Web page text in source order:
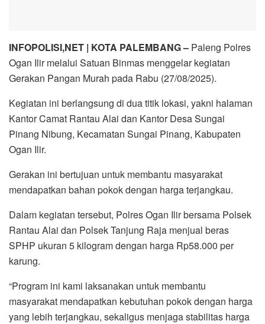
INFOPOLISI,NET | KOTA PALEMBANG – Paleng Polres
Ogan Ilir melalui Satuan Binmas menggelar kegiatan
Gerakan Pangan Murah pada Rabu (27/08/2025).
Kegiatan ini berlangsung di dua titik lokasi, yakni halaman
Kantor Camat Rantau Alai dan Kantor Desa Sungai
Pinang Nibung, Kecamatan Sungai Pinang, Kabupaten
Ogan Ilir.
Gerakan ini bertujuan untuk membantu masyarakat
mendapatkan bahan pokok dengan harga terjangkau.
Dalam kegiatan tersebut, Polres Ogan Ilir bersama Polsek
Rantau Alai dan Polsek Tanjung Raja menjual beras
SPHP ukuran 5 kilogram dengan harga Rp58.000 per
karung.
“Program ini kami laksanakan untuk membantu
masyarakat mendapatkan kebutuhan pokok dengan harga
yang lebih terjangkau, sekaligus menjaga stabilitas harga